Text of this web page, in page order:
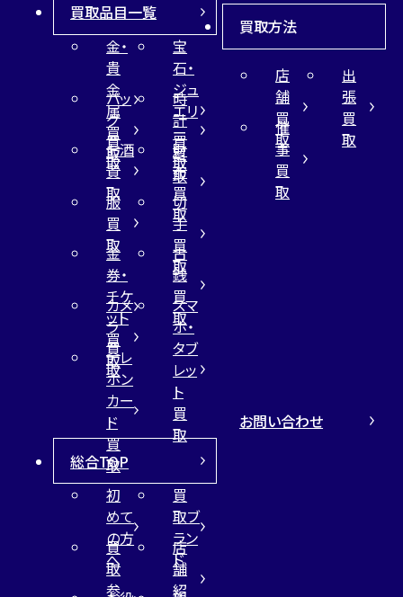
買取品目一覧
金・
貴
金
属
買
取
宝
石・
ジュ
エリ
ー
買
取
バッ
グ
買
取
時
計
買
取
お酒
買
取
財
布
買
取
服
買
取
切
手
買
取
金
券・
チケ
ット
買
取
古
銭
買
取
カメ
ラ
買
取
スマ
ホ・
タブ
レッ
ト
買
取
テレ
ホン
カー
ド
買
取
買取方法
店
舗
買
取
出
張
買
取
催
事
買
取
総合TOP
初
めて
の方
へ
買
取ブ
ラン
ド
買
取
参
店
舗
紹
お問い合わせ